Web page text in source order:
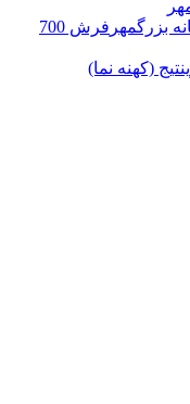
فرش 700
(کهنه نما)